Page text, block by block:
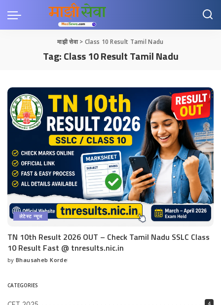
माझी सेवा> Class 10 Result Tamil Nadu
Tag:Class 10 Result Tamil Nadu
लेटेस्ट न्यूज
TN 10th Result 2026 OUT – Check Tamil Nadu SSLC Class
10 Result Fast @ tnresults.nic.in
Posted
by Bhausaheb Korde
CATEGORIES